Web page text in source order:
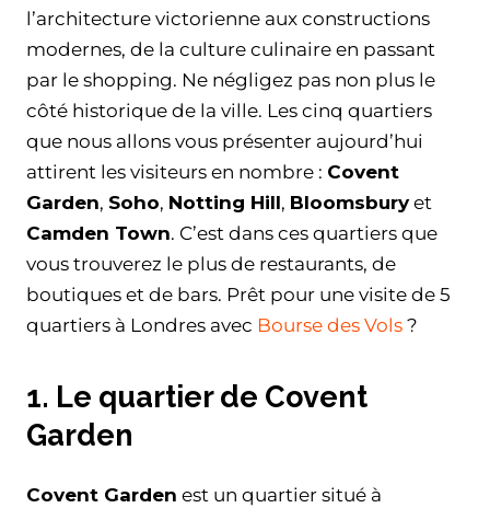
l’architecture victorienne aux constructions
modernes, de la culture culinaire en passant
par le shopping. Ne négligez pas non plus le
côté historique de la ville. Les cinq quartiers
que nous allons vous présenter aujourd’hui
attirent les visiteurs en nombre : Covent
Garden, Soho, Notting Hill, Bloomsburyet
Camden Town. C’est dans ces quartiers que
vous trouverez le plus de restaurants, de
boutiques et de bars. Prêt pour une visite de 5
quartiers à Londres avec Bourse des Vols ?
1. Le quartier de Covent
Garden
Covent Garden est un quartier situé à